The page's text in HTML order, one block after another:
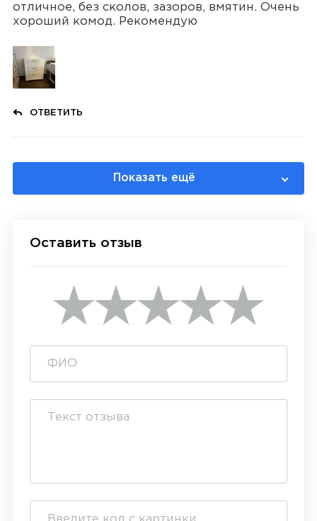
отличное, без сколов, зазоров, вмятин. Очень
хороший комод. Рекомендую
ОТВЕТИТЬ
Показать ещё
Оставить отзыв